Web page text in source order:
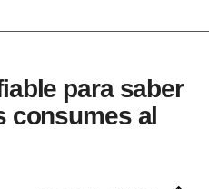
para saber
consumes al